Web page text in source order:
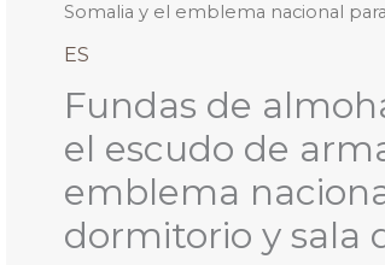
Somalia y el emblema nacional
ES
Fundas de
el escudo de
emblema
dormitorio y sala